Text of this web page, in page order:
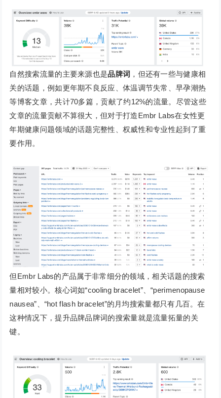
自然搜索流量的主要来源也是品牌词 ，但还有一些与健康相
关的话题，例如更年期不良反应、体温调节失常、早孕潮热
等博客文章，共计70多篇，贡献了约12%的流量。尽管这些
文章的流量贡献不算很大，但对于打造Embr Labs在女性更
年期健康问题领域的话题完整性、权威性和专业性起到了重
要作用。
但Embr Labs的产品属于非常细分的领域，相关话题的搜索
量相对较小。核心词如“cooling bracelet”、“perimenopause
nausea”、“hot flash bracelet”的月均搜索量都只有几百。在
这种情况下，提升品牌品牌词的搜索量就是流量拓量的关
键。